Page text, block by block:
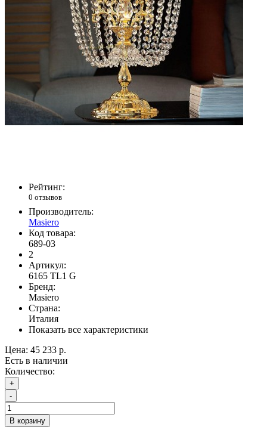
Рейтинг:
0 отзывов
Производитель:
Masiero
Код товара:
689-03
2
Артикул:
6165 TL1 G
Бренд:
Masiero
Страна:
Италия
Показать все характеристики
Цена: 45 233 р.
Есть в наличии
Количество:
+
-
В корзину